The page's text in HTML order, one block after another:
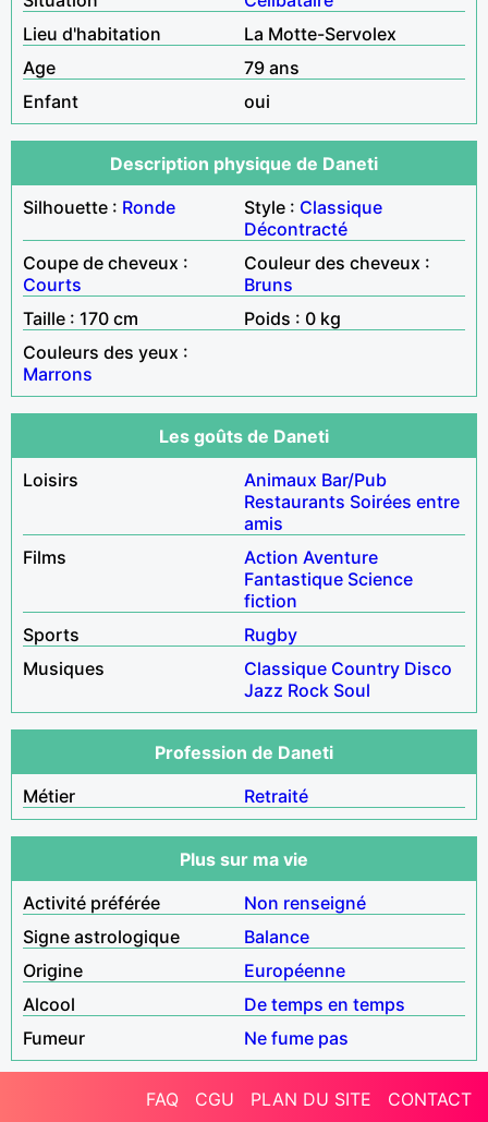
Lieu d'habitation
La Motte-Servolex
Age
79 ans
Enfant
oui
Description physique de Daneti
Silhouette : Ronde Style : Classique
Décontracté
Coupe de cheveux :
Courts
Couleur des cheveux :
Bruns
Taille : 170 cm
Poids : 0 kg
Couleurs des yeux :
Marrons
Les goûts de Daneti
Loisirs
Animaux Bar/Pub
Restaurants Soirées entre
amis
Films
Action Aventure
Fantastique Science
fiction
Sports
Rugby
Musiques
Classique Country Disco
Jazz Rock Soul
Profession de Daneti
Métier
Retraité
Plus sur ma vie
Activité préférée
Non renseigné
Signe astrologique
Balance
Origine
Européenne
Alcool
De temps en temps
Fumeur
Ne fume pas
FAQ CGU PLAN DU SITE CONTACT